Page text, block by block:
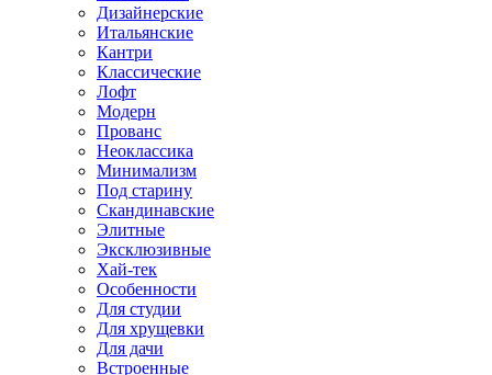
Дизайнерские
Итальянские
Кантри
Классические
Лофт
Модерн
Прованс
Неоклассика
Минимализм
Под старину
Скандинавские
Элитные
Эксклюзивные
Хай-тек
Особенности
Для студии
Для хрущевки
Для дачи
Встроенные